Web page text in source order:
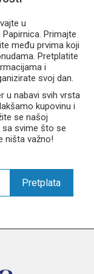
u
Primajte
među prvima koji
Pretplatite
i
svoj dan.
u nabavi svih vrsta
kupovinu i
se našoj
sa svime što se
ništa važno!
Pretplata